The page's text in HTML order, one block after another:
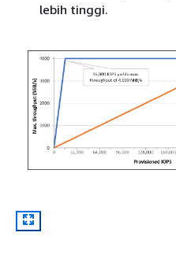
lebih tinggi.